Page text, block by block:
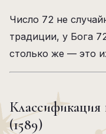
Число 72 не
традиции, у Бога
столько же — это
Классификация
(1589)